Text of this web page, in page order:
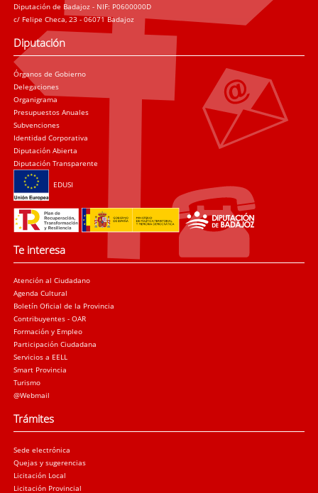
Diputación de Badajoz - NIF: P0600000D
c/ Felipe Checa, 23 - 06071 Badajoz
Diputación
Órganos de Gobierno
Delegaciones
Organigrama
Presupuestos Anuales
Subvenciones
Identidad Corporativa
Diputación Abierta
Diputación Transparente
EDUSI
Te interesa
Atención al Ciudadano
Agenda Cultural
Boletín Oficial de la Provincia
Contribuyentes - OAR
Formación y Empleo
Participación Ciudadana
Servicios a EELL
Smart Provincia
Turismo
@Webmail
Trámites
Sede electrónica
Quejas y sugerencias
Licitación Local
Licitación Provincial